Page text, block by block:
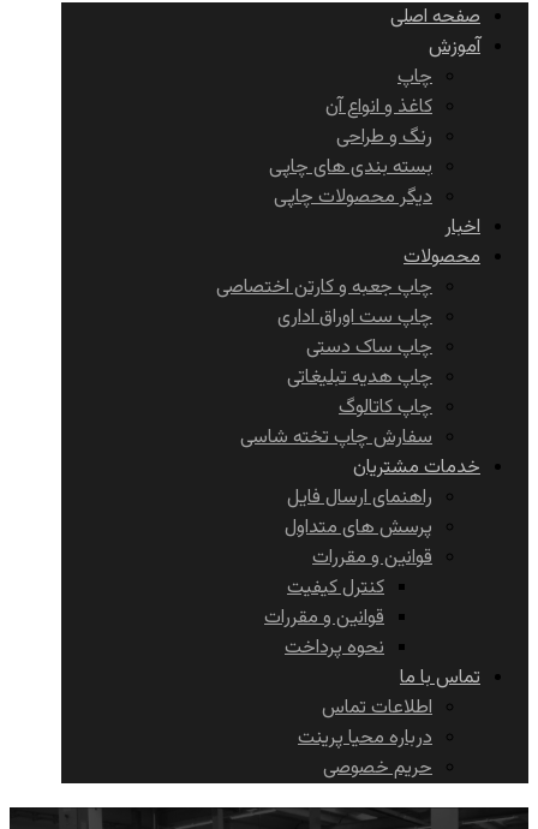
صفحه اصلی
آموزش
چاپ
کاغذ و انواع آن
رنگ و طراحی
بسته بندی های چاپی
دیگر محصولات چاپی
اخبار
محصولات
چاپ جعبه و کارتن اختصاصی
چاپ ست اوراق اداری
چاپ ساک دستی
چاپ هدیه تبلیغاتی
چاپ کاتالوگ
سفارش چاپ تخته شاسی
خدمات مشتریان
راهنمای ارسال فایل
پرسش های متداول
قوانین و مقررات
کنترل کیفیت
قوانین و مقررات
نحوه پرداخت
تماس با ما
اطلاعات تماس
درباره محیا پرینت
حریم خصوصی